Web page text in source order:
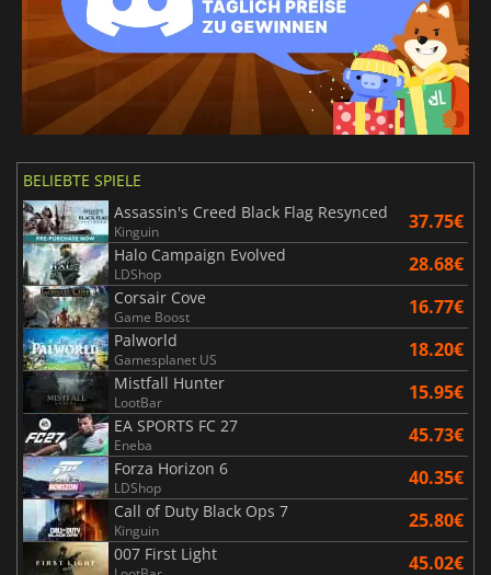
BELIEBTE SPIELE
Assassin's Creed Black Flag Resynced
Kinguin 37.75€
Halo Campaign Evolved
LDShop 28.68€
Corsair Cove
Game Boost 16.77€
Palworld
Gamesplanet US 18.20€
Mistfall Hunter
LootBar 15.95€
EA SPORTS FC 27
Eneba 45.73€
Forza Horizon 6
LDShop 40.35€
Call of Duty Black Ops 7
Kinguin 25.80€
007 First Light 45.02€